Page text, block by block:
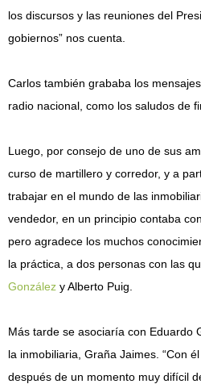
los discursos y las reuniones del
gobiernos” nos cuenta.
Carlos también grababa los
radio nacional, como los saludos de
Luego, por consejo de uno de sus
curso de martillero y corredor, y a
trabajar en el mundo de las
vendedor, en un principio contaba
pero agradece los muchos
la práctica, a dos personas con las
González y Alberto Puig.
Más tarde se asociaría con Eduardo
la inmobiliaria, Graña Jaimes. “Con
después de un momento muy difícil